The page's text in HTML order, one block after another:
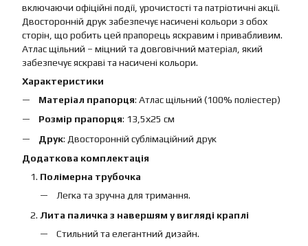
включаючи офіційні події, урочистості та патріотичні акції.
Двосторонній друк забезпечує насичені кольори з обох
сторін, що робить цей прапорець яскравим і привабливим.
Атлас щільний – міцний та довговічний матеріал, який
забезпечує яскраві та насичені кольори.
Характеристики
Матеріал прапорця: Атлас щільний (100% поліестер)
Розмір прапорця: 13,5х25 см
Друк: Двосторонній сублімаційний друк
Додаткова комплектація
Полімерна трубочка
Легка та зручна для тримання.
Лита паличка з навершям у вигляді краплі
Стильний та елегантний дизайн.